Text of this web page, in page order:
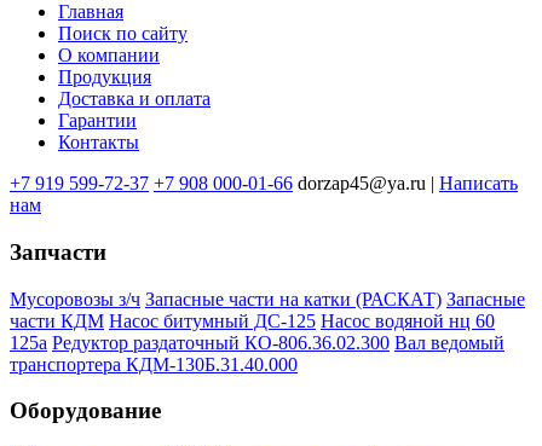
Меню
подвале
Главная
Поиск по сайту
О компании
Продукция
Доставка и оплата
Гарантии
Контакты
+7 919 599-72-37 +7 908 000-01-66 dorzap45@ya.ru | Написать
нам
Запчасти
Мусоровозы з/ч Запасные части на катки (РАСКАТ) Запасные
части КДМ Насос битумный ДС-125 Насос водяной нц 60
125а Редуктор раздаточный КО-806.36.02.300 Вал ведомый
транспортера КДМ-130Б.31.40.000
Оборудование